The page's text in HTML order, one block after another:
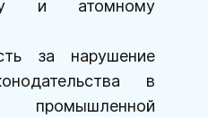
и атомному
за нарушение
в